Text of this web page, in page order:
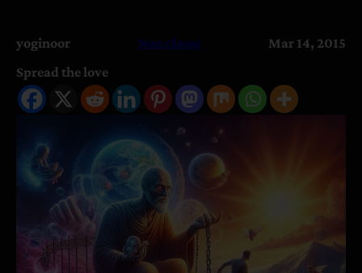
yoginoor Non classé
Mar 14, 2015
Spread the love